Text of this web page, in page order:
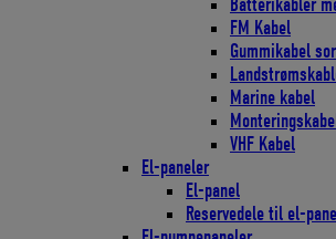
Batterikabler
FM Kabel
Gummikabel
Marine kabel
VHF Kabel
El-paneler
El-panel
Reservedele til el-